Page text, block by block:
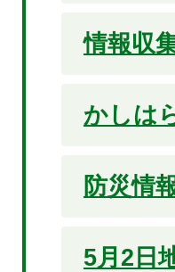
情報収
かしは
防災情
5月2日